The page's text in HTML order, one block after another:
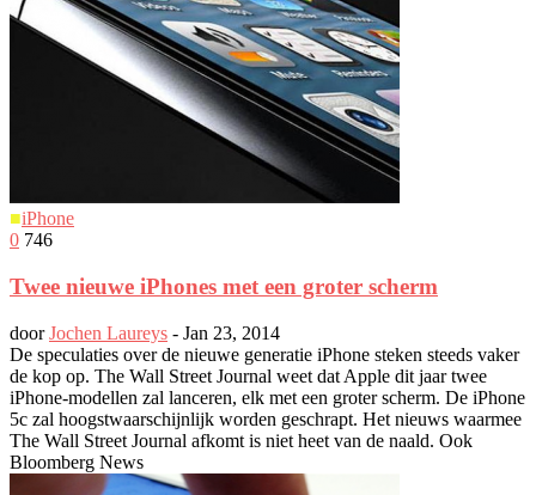
■iPhone
0 746
Twee nieuwe iPhones met een groter scherm
doorJochen Laureys - Jan 23, 2014
De speculaties over de nieuwe generatie iPhone steken steeds vaker
de kop op. The Wall Street Journal weet dat Apple dit jaar twee
iPhone-modellen zal lanceren, elk met een groter scherm. De iPhone
5c zal hoogstwaarschijnlijk worden geschrapt. Het nieuws waarmee
The Wall Street Journal afkomt is niet heet van de naald. Ook
Bloomberg News